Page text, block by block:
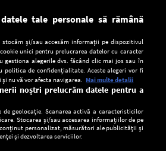
Europa FM pentru smartphone:
tale personale să rămână
stocăm și/sau accesăm informații pe dispozitivul
unici pentru prelucrarea datelor cu caracter
gestiona alegerile dvs. făcând clic mai jos sau în
politica de confidențialitate. Aceste alegeri vor fi
nu vă vor afecta navigarea. Mai multe detalii
noștri prelucrăm datele pentru a
de geolocație. Scanarea activă a caracteristicilor
Stocarea și/sau accesarea informațiilor de pe
personalizat, măsurători ale publicității și
și dezvoltarea serviciilor.